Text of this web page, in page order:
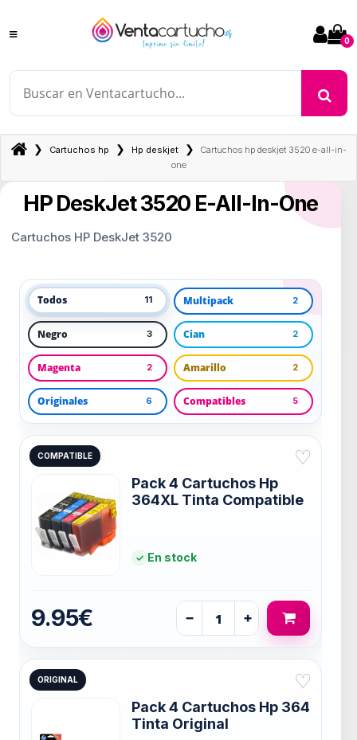
0
❯ Cartuchos hp ❯ Hp deskjet❯
Cartuchos hp deskjet 3520 e-all-in-
one
HP DeskJet 3520 E-All-In-One
Cartuchos HP DeskJet 3520
Todos 11 Multipack 2
Negro 3 Cian 2
Magenta 2 Amarillo 2
Originales 6 Compatibles 5
COMPATIBLE ♡
Pack 4 Cartuchos Hp
364XL Tinta Compatible
En stock
9.95€ − +
ORIGINAL ♡
Pack 4 Cartuchos Hp 364
Tinta Original